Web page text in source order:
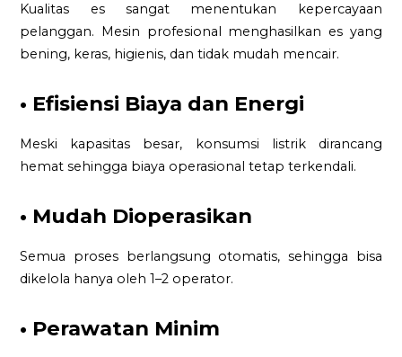
Kualitas es sangat menentukan kepercayaan
pelanggan. Mesin profesional menghasilkan es yang
bening, keras, higienis, dan tidak mudah mencair.
• Efisiensi Biaya dan Energi
Meski kapasitas besar, konsumsi listrik dirancang
hemat sehingga biaya operasional tetap terkendali.
• Mudah Dioperasikan
Semua proses berlangsung otomatis, sehingga bisa
dikelola hanya oleh 1–2 operator.
• Perawatan Minim